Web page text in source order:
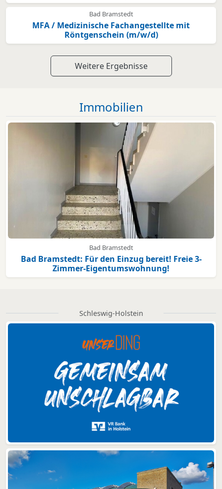
Bad Bramstedt
MFA / Medizinische Fachangestellte mit
Röntgenschein (m/w/d)
Weitere Ergebnisse
Immobilien
Bad Bramstedt
Bad Bramstedt: Für den Einzug bereit! Freie 3-
Zimmer-Eigentumswohnung!
Schleswig-Holstein